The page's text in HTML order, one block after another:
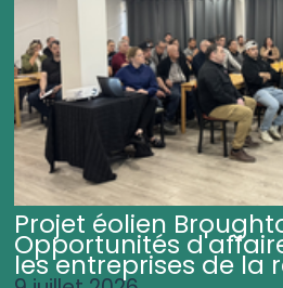
Projet éolien
Opportunités
les entreprises de la